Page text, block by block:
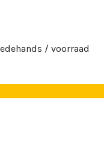
/ voorraad